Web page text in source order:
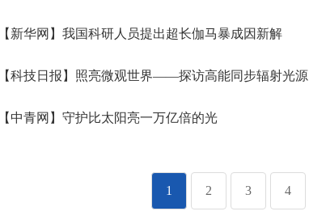
【新华网】我国科研人员提出超长伽马暴成因新解
【科技日报】照亮微观世界——探访高能同步辐射光源
【中青网】守护比太阳亮一万亿倍的光
1 2 3 4